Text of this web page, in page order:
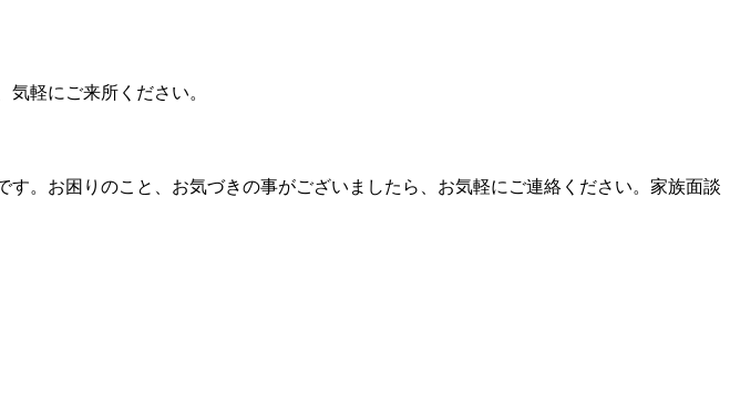
軽にご来所ください。
。お困りのこと、お気づきの事がございましたら、お気軽にご連絡ください。家族面談